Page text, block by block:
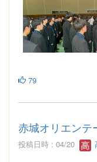
79
赤城オリエンテ
投稿日時 : 04/20